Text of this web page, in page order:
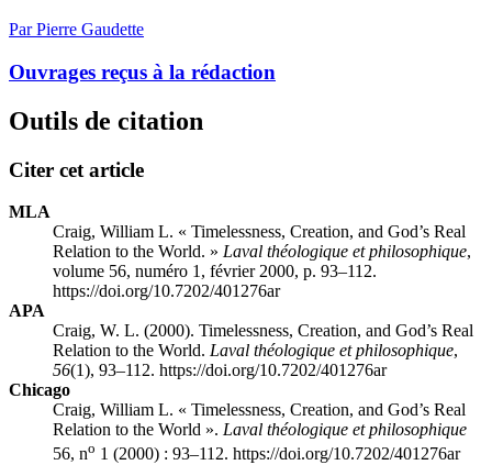
Par Pierre Gaudette
Ouvrages reçus à la rédaction
Outils de citation
Citer cet article
MLA
Craig, William L. « Timelessness, Creation, and God’s Real
Relation to the World. » Laval théologique et philosophique,
volume 56, numéro 1, février 2000, p. 93–112.
https://doi.org/10.7202/401276ar
APA
Craig, W. L. (2000). Timelessness, Creation, and God’s Real
Relation to the World. Laval théologique et philosophique,
56(1), 93–112. https://doi.org/10.7202/401276ar
Chicago
Craig, William L. « Timelessness, Creation, and God’s Real
Relation to the World ». Laval théologique et philosophique
56, no 1 (2000) : 93–112. https://doi.org/10.7202/401276ar